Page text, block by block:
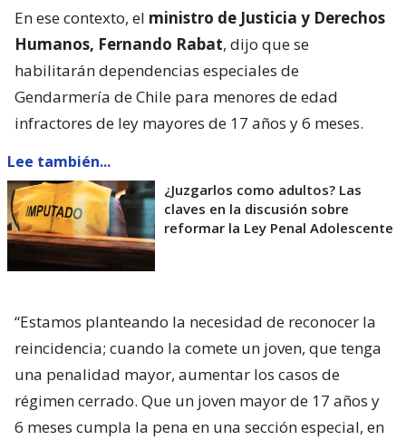
En ese contexto, el ministro de Justicia y Derechos
Humanos, Fernando Rabat, dijo que se
habilitarán dependencias especiales de
Gendarmería de Chile para menores de edad
infractores de ley mayores de 17 años y 6 meses.
Lee también...
¿Juzgarlos como adultos? Las
claves en la discusión sobre
reformar la Ley Penal Adolescente
“Estamos planteando la necesidad de reconocer la
reincidencia; cuando la comete un joven, que tenga
una penalidad mayor, aumentar los casos de
régimen cerrado. Que un joven mayor de 17 años y
6 meses cumpla la pena en una sección especial, en